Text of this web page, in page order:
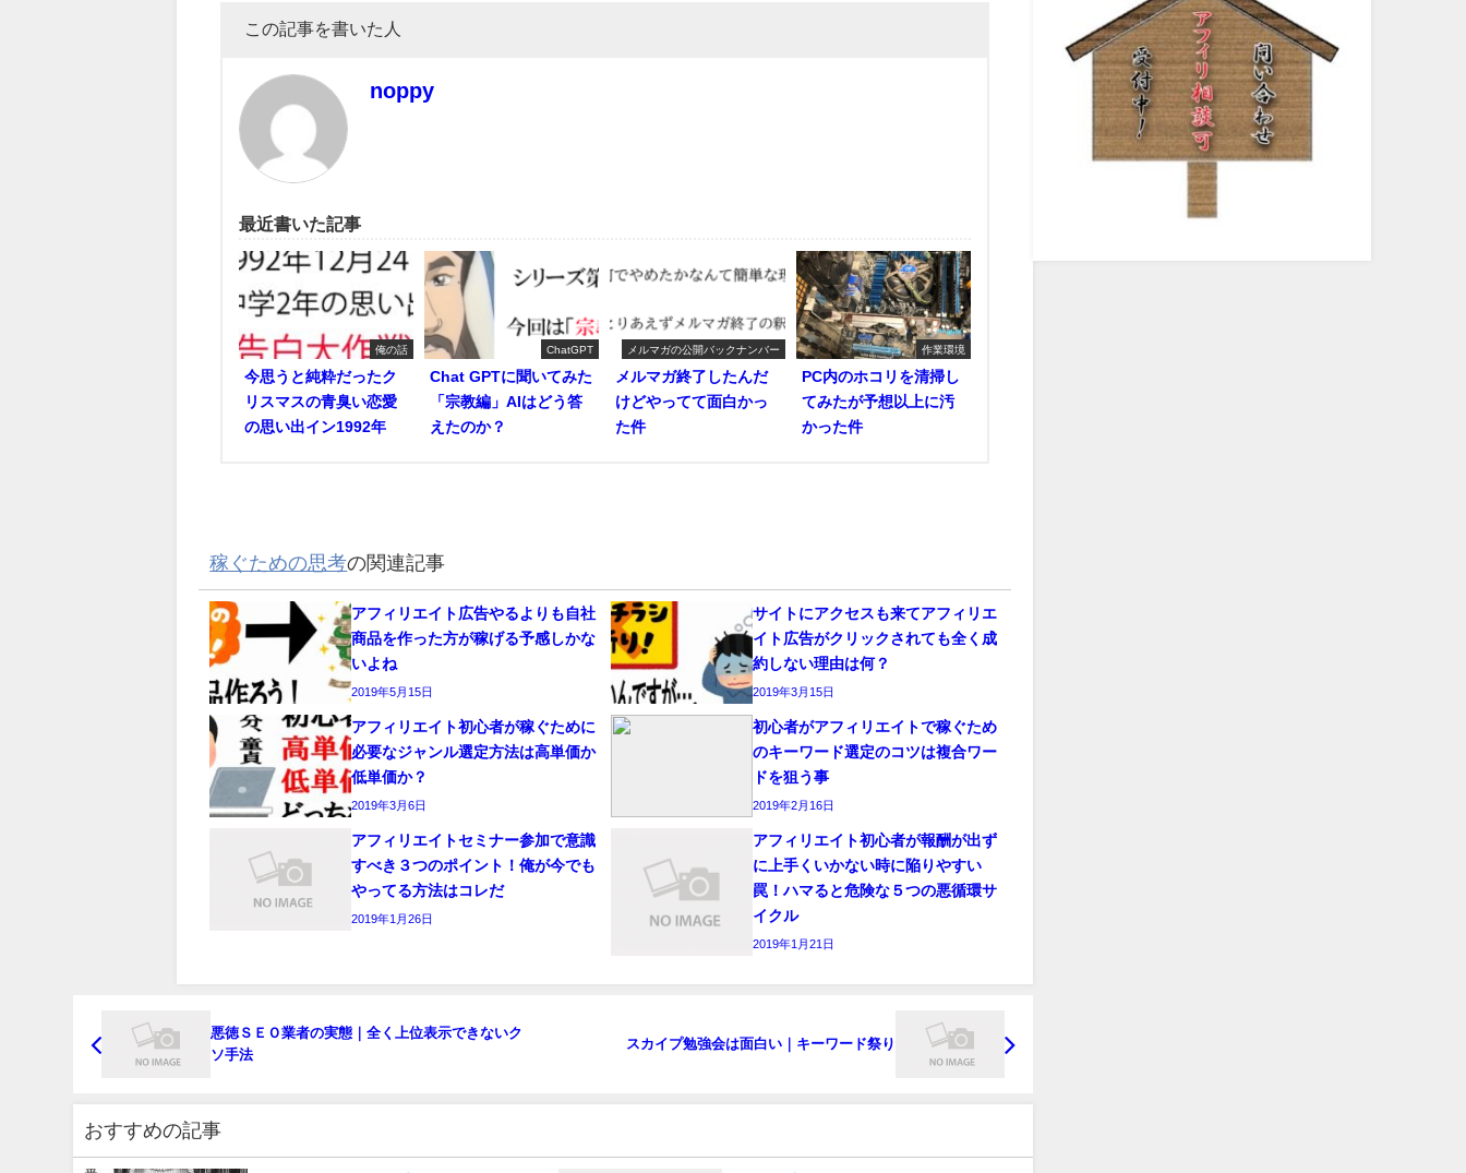
この記事を書いた人
noppy
最近書いた記事
俺の話
今思うと純粋だったク
リスマスの青臭い恋愛
の思い出イン1992年
ChatGPT
Chat GPTに聞いてみた
「宗教編」AIはどう答
えたのか？
メルマガの公開バックナンバー
メルマガ終了したんだ
けどやってて面白かっ
た件
作業環境
PC内のホコリを清掃し
てみたが予想以上に汚
かった件
稼ぐための思考の関連記事
アフィリエイト広告やるよりも自社
商品を作った方が稼げる予感しかな
いよね
2019年5月15日
サイトにアクセスも来てアフィリエ
イト広告がクリックされても全く成
約しない理由は何？
2019年3月15日
アフィリエイト初心者が稼ぐために
必要なジャンル選定方法は高単価か
低単価か？
2019年3月6日
初心者がアフィリエイトで稼ぐため
のキーワード選定のコツは複合ワー
ドを狙う事
2019年2月16日
アフィリエイトセミナー参加で意識
すべき３つのポイント！俺が今でも
やってる方法はコレだ
2019年1月26日
アフィリエイト初心者が報酬が出ず
に上手くいかない時に陥りやすい
罠！ハマると危険な５つの悪循環サ
イクル
2019年1月21日
悪徳ＳＥＯ業者の実態｜全く上位表示できないク
ソ手法
スカイプ勉強会は面白い｜キーワード祭り
おすすめの記事